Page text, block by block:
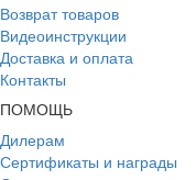
Возврат товаров
Видеоинструкции
Доставка и оплата
Контакты
ПОМОЩЬ
Дилерам
Сертификаты и награды